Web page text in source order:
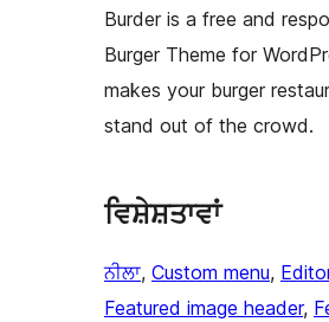
Burder is a free and
Burger Theme for
makes your burger
stand out of the crowd.
ਵਿਸ਼ੇਸ਼ਤਾਵਾਂ
ਨੀਲਾ, Custom menu,
Featured image header,